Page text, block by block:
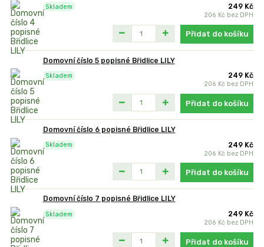
249 Kč
206 Kč bez DPH
Skladem
Přidat do košíku
Domovní číslo 5 popisné Břidlice LILY
249 Kč
206 Kč bez DPH
Skladem
Přidat do košíku
Domovní číslo 6 popisné Břidlice LILY
249 Kč
206 Kč bez DPH
Skladem
Přidat do košíku
Domovní číslo 7 popisné Břidlice LILY
249 Kč
206 Kč bez DPH
Skladem
Přidat do košíku